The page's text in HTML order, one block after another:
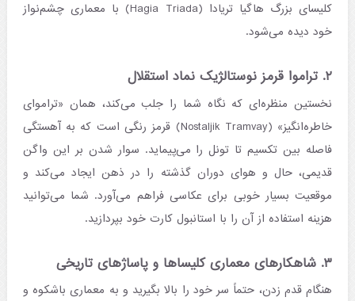
کلیسای بزرگ هاگیا تریادا (Hagia Triada) با معماری چشم‌نواز
خود دیده می‌شود.
۲. تراموا قرمز نوستالژیک نماد استقلال
نخستین منظره‌ای که نگاه شما را جلب می‌کند، همان «تراموای
خاطره‌انگیز» (Nostaljik Tramvay) قرمز رنگی است که به آهستگی
فاصله بین تکسیم تا تونل را می‌پیماید. سوار شدن بر این واگن
قدیمی، حال و هوای دوران گذشته را در ذهن ایجاد می‌کند و
موقعیت بسیار خوبی برای عکاسی فراهم می‌آورد. شما می‌توانید
هزینه استفاده از آن را با استانبول کارت خود بپردازید.
۳. شاهکارهای معماری کلیساها و پاساژهای تاریخی
هنگام قدم زدن، حتماً سر خود را بالا بگیرید و به معماری باشکوه و